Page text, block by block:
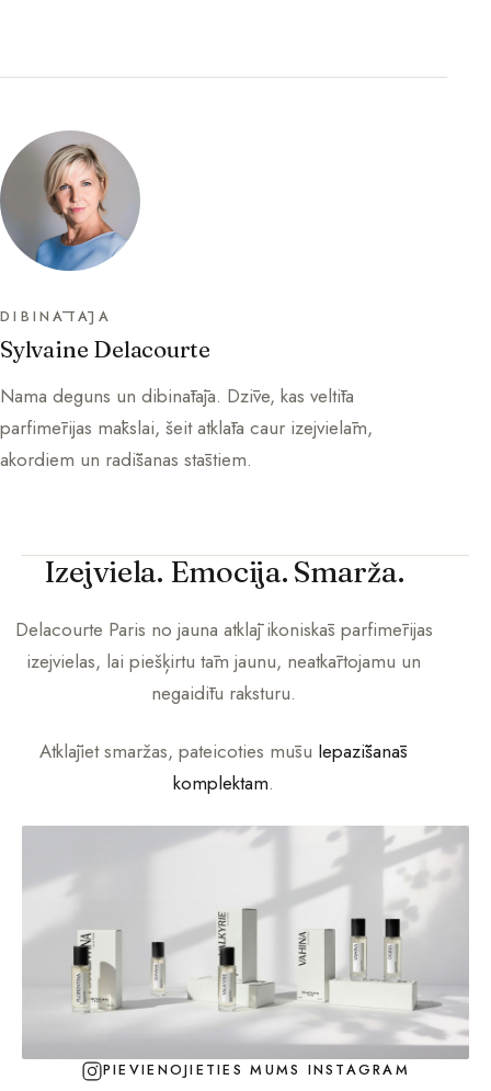
DIBINĀTĀJA
Sylvaine Delacourte
Nama deguns un dibinātāja. Dzīve, kas veltīta
parfimērijas mākslai, šeit atklāta caur izejvielām,
akordiem un radīšanas stāstiem.
Izejviela. Emocija. Smarža.
Delacourte Paris no jauna atklāj ikoniskās parfimērijas
izejvielas, lai piešķirtu tām jaunu, neatkārtojamu un
negaidītu raksturu.
Atklājiet smaržas, pateicoties mūsu Iepazīšanās
komplektam.
PIEVIENOJIETIES MUMS INSTAGRAM